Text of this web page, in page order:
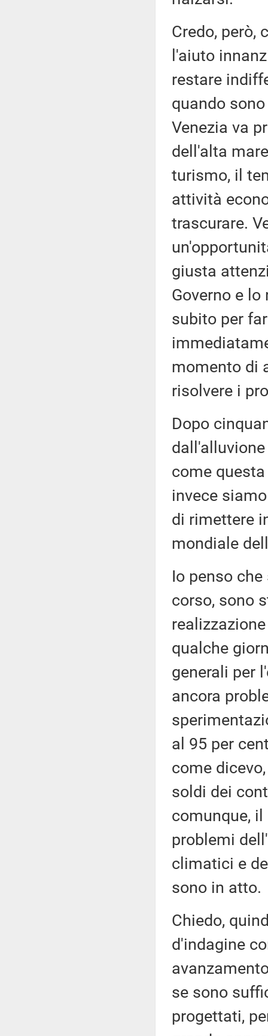
Credo, però,
l'aiuto
restare
quando
Venezia va
dell'alta
turismo, il
attività
trascurare.
giusta
Governo e
subito per
momento di
risolvere i
Dopo
come
invece
di rimettere
mondiale
Io penso
corso, sono
qualche
generali per
ancora
al 95 per
come
soldi dei
comunque,
problemi
climatici e
sono in atto.
Chiedo,
d'indagine
se sono
progettati,